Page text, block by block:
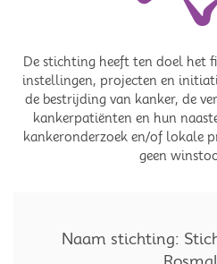
De stichting heeft ten doel het
instellingen, projecten en
de bestrijding van kanker, de
kankerpatiënten en hun
kankeronderzoek en/of lokale
geen
Naam stichting: